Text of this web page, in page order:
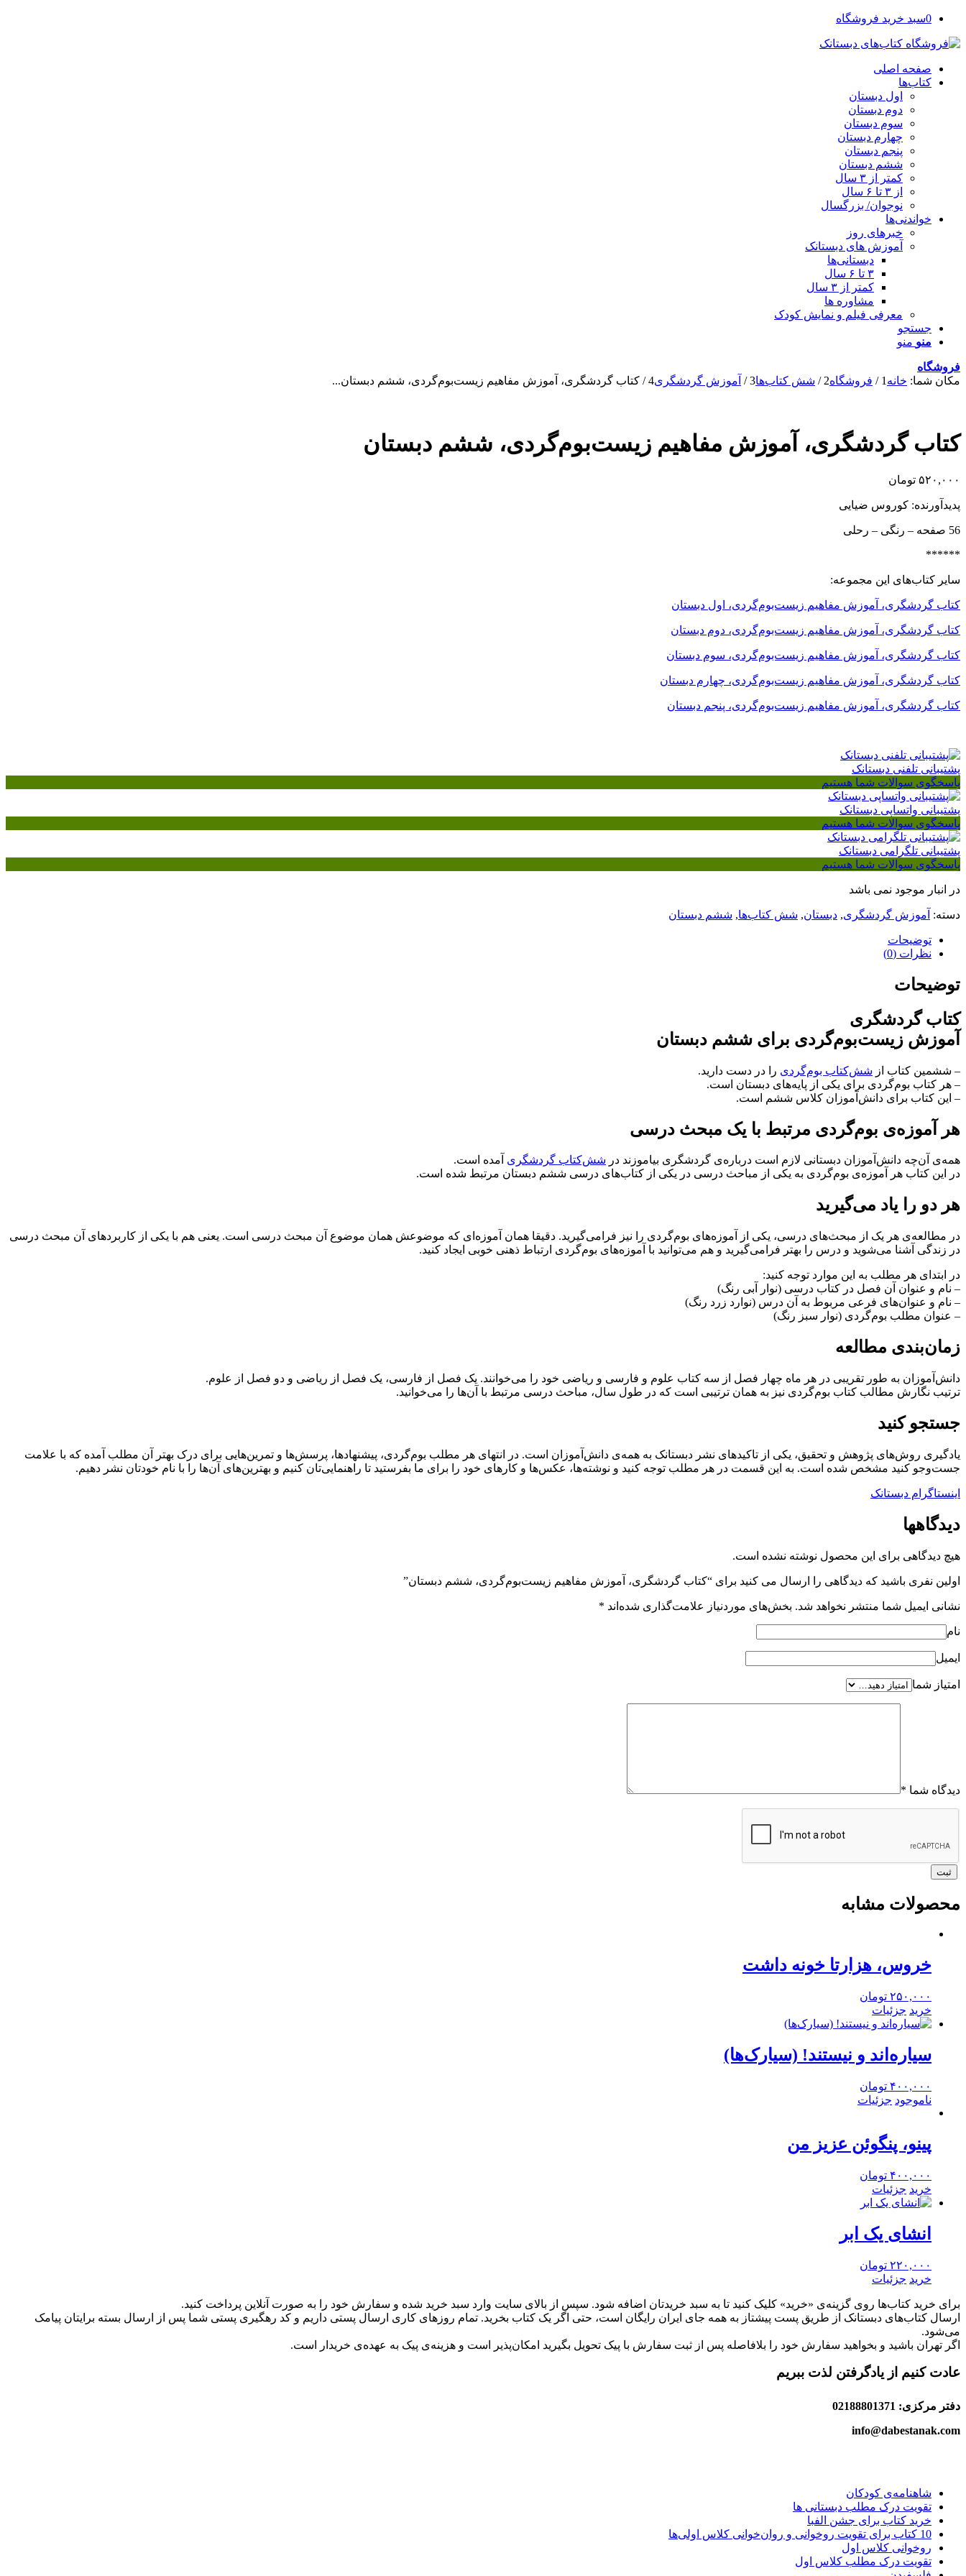
0سبد خرید فروشگاه
صفحه اصلی
کتاب‌ها
اول دبستان
دوم دبستان
سوم دبستان
چهارم دبستان
پنجم دبستان
ششم دبستان
کمتر از ۳ سال
از ۳ تا ۶ سال
نوجوان/ بزرگسال
خواندنی‌ها
خبرهای روز
آموزش های دبستانک
دبستانی‌ها
۳ تا ۶ سال
کمتر از ۳ سال
مشاوره ها
معرفی فیلم و نمایش کودک
جستجو
منو منو
فروشگاه
مکان شما: خانه 1
/ فروشگاه2
/ شش کتاب‌ها3
/ آموزش گردشگری4
/ کتاب گردشگری، آموزش مفاهیم زیست‌بوم‌گردی، ششم دبستان...
کتاب گردشگری، آموزش مفاهیم زیست‌بوم‌گردی، ششم دبستان
۵۲۰,۰۰۰ تومان
پدیدآورنده: کوروس ضیایی
56 صفحه – رنگی – رحلی
******
سایر کتاب‌های این مجموعه:
کتاب گردشگری، آموزش مفاهیم زیست‌بوم‌گردی، اول دبستان
کتاب گردشگری، آموزش مفاهیم زیست‌بوم‌گردی، دوم دبستان
کتاب گردشگری، آموزش مفاهیم زیست‌بوم‌گردی، سوم دبستان
کتاب گردشگری، آموزش مفاهیم زیست‌بوم‌گردی، چهارم دبستان
کتاب گردشگری، آموزش مفاهیم زیست‌بوم‌گردی، پنجم دبستان
پشتیبانی تلفنی دبستانک
پاسخگوی سوالات شما هستیم
پشتیبانی واتساپی دبستانک
پاسخگوی سوالات شما هستیم
پشتیبانی تلگرامی دبستانک
پاسخگوی سوالات شما هستیم
در انبار موجود نمی باشد
دسته: آموزش گردشگری, دبستان, شش کتاب‌ها, ششم دبستان
توضیحات
نظرات (0)
توضیحات
کتاب گردشگری
آموزش زیست‌بوم‌گردی برای ششم دبستان
– ششمین کتاب از شش‌کتاب بوم‌گردی را در دست دارید.
– هر کتاب بوم‌گردی برای یکی از پایه‌های دبستان است.
– این کتاب برای دانش‌آموزان کلاس ششم است.
هر آموزه‌ی بوم‌گردی مرتبط با یک مبحث درسی
همه‌ی آن‌چه دانش‌آموزان دبستانی لازم است درباره‌ی گردشگری بیاموزند در شش‌کتاب گردشگری آمده است.
در این کتاب هر آموزه‌ی بوم‌گردی به یکی از مباحث درسی در یکی از کتاب‌های درسی ششم دبستان مرتبط شده ‌است.
هر دو را یاد می‌گیرید
در مطالعه‌ی هر یک از مبحث‌های درسی، یکی از آموزه‌های بوم‌گردی را نیز فرامی‌گیرید. دقیقا همان آموزه‌ای که موضوعش همان موضوع آن مبحث درسی است. یعنی هم با یکی از کاربردهای آن مبحث درسی
در زندگی آشنا می‌شوید و درس را بهتر فرامی‌گیرید و هم می‌توانید با آموزه‌های بوم‌گردی ارتباط ذهنی خوبی ایجاد کنید.
در ابتدای هر مطلب به این موارد توجه کنید:
– نام و عنوان آن فصل در کتاب درسی (نوار آبی‌ رنگ)
– نام و عنوان‌های فرعی مربوط به آن درس (نوارد زرد رنگ)
– عنوان مطلب بوم‌گردی (نوار سبز رنگ)
زمان‌بندی مطالعه
دانش‌آموزان به طور تقریبی در هر ماه چهار فصل از سه کتاب علوم و فارسی و ریاضی خود را می‌خوانند. یک فصل از فارسی، یک فصل از ریاضی و دو فصل از علوم.
ترتیب نگارش مطالب کتاب بوم‌گردی نیز به همان ترتیبی است که در طول سال، مباحث درسی مرتبط با آن‌ها را می‌خوانید.
جستجو کنید
یادگیری روش‌های پژوهش و تحقیق، یکی از تاکیدهای نشر دبستانک به همه‌ی دانش‌آموزان است. در انتهای هر مطلب بوم‌گردی، پیشنهادها، پرسش‌ها و تمرین‌هایی برای درک بهتر آن مطلب آمده که با علامت
جست‌وجو کنید مشخص شده است. به این قسمت در هر مطلب توجه کنید و نوشته‌ها، عکس‌ها و کارهای خود را برای ما بفرستید تا راهنمایی‌تان کنیم و بهترین‌های آن‌ها را با نام خودتان نشر دهیم.
اینستاگرام دبستانک
دیدگاهها
هیچ دیدگاهی برای این محصول نوشته نشده است.
اولین نفری باشید که دیدگاهی را ارسال می کنید برای “کتاب گردشگری، آموزش مفاهیم زیست‌بوم‌گردی، ششم دبستان”
نشانی ایمیل شما منتشر نخواهد شد. بخش‌های موردنیاز علامت‌گذاری شده‌اند *
نام
ایمیل
امتیاز شما
دیدگاه شما *
محصولات مشابه
خروس، هزارتا خونه داشت
۲۵۰,۰۰۰ تومان
خرید جزئیات
سیاره‌اند و نیستند! (سیارک‌ها)
۴۰۰,۰۰۰ تومان
ناموجود جزئیات
پینو، پنگوئن عزیز من
۴۰۰,۰۰۰ تومان
خرید جزئیات
انشای یک ابر
۲۲۰,۰۰۰ تومان
خرید جزئیات
برای خرید کتاب‌ها روی گزینه‌ی «خرید» کلیک کنید تا به سبد خریدتان اضافه شود. سپس از بالای سایت وارد سبد خرید شده و سفارش خود را به صورت آنلاین پرداخت کنید.
ارسال کتاب‌های دبستانک از طریق پست پیشتاز به همه جای ایران رایگان است، حتی اگر یک کتاب بخرید. تمام روزهای کاری ارسال پستی داریم و کد رهگیری پستی شما پس از ارسال بسته برایتان پیامک
می‌شود.
اگر تهران باشید و بخواهید سفارش خود را بلافاصله پس از ثبت سفارش با پیک تحویل بگیرید امکان‌پذیر است و هزینه‌ی پیک به عهده‌ی خریدار است.
عادت کنیم از یادگرفتن لذت ببریم
دفتر مرکزی: 02188801371
info@dabestanak.com
شاهنامه‌ی کودکان
تقویت درک مطلب دبستانی ها
خرید کتاب برای جشن الفبا
10 کتاب برای تقویت روخوانی و روان‌خوانی کلاس اولی‌ها
روخوانی کلاس اول
تقویت درک مطلب کلاس اول